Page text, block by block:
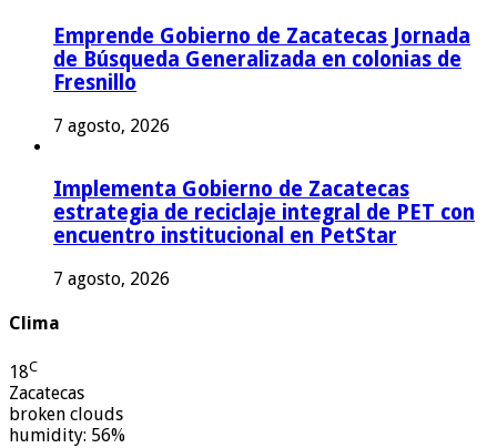
Emprende Gobierno de Zacatecas Jornada
de Búsqueda Generalizada en colonias de
Fresnillo
7 agosto, 2026
Implementa Gobierno de Zacatecas
estrategia de reciclaje integral de PET con
encuentro institucional en PetStar
7 agosto, 2026
Clima
18C
Zacatecas
broken clouds
humidity: 56%